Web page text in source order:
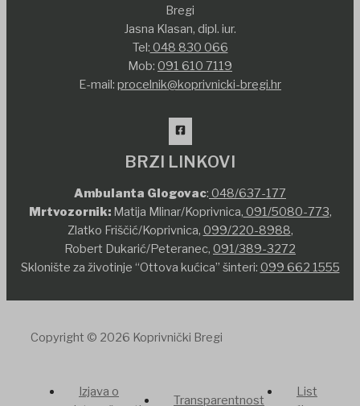
Bregi
Jasna Klasan, dipl. iur.
Tel: 048 830 066
Mob: 091 610 7119
E-mail: procelnik@koprivnicki-bregi.hr
BRZI LINKOVI
Ambulanta Glogovac: 048/637-177
Mrtvozornik:Matija Mlinar/Koprivnica, 091/5080-773,
Zlatko Friščić/Koprivnica, 099/220-8988,
Robert Dukarić/Peteranec, 091/389-3272
Sklonište za životinje “Ottova kućica” šinteri: 099 662 1555
Copyright © 2026 Koprivnički Bregi
Izjava o
Transparentnost
List